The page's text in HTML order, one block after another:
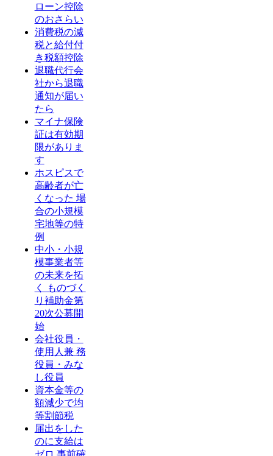
ローン控除
のおさらい
消費税の減
税と給付付
き税額控除
退職代行会
社から退職
通知が届い
たら
マイナ保険
証は有効期
限がありま
す
ホスピスで
高齢者が亡
くなった 場
合の小規模
宅地等の特
例
中小・小規
模事業者等
の未来を拓
く ものづく
り補助金第
20次公募開
始
会社役員・
使用人兼 務
役員・みな
し役員
資本金等の
額減少で均
等割節税
届出をした
のに支給は
ゼロ 事前確